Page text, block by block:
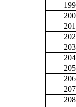
199
200
201
202
203
204
205
206
207
208